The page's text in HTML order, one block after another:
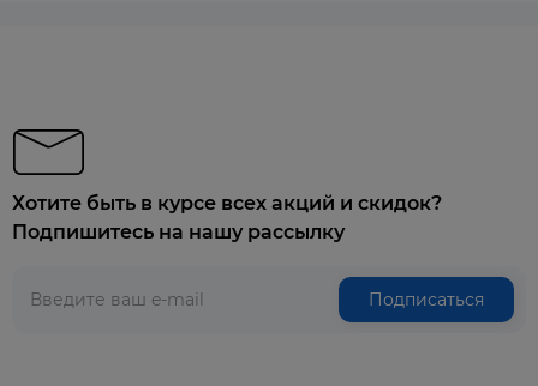
Хотите быть в курсе всех акций и скидок?
Подпишитесь на нашу рассылку
Подписаться